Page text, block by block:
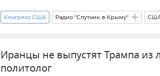
Конгресс США Радио "Спутник в Крыму"
Удары США по Венесуэле Обострение между
Иранцы не выпустят Трампа из
политолог